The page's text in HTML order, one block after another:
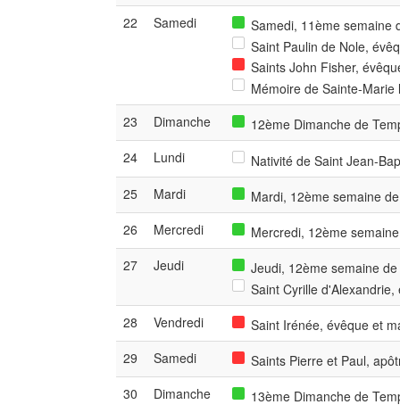
22
Samedi
Samedi, 11ème semaine
Saint Paulin de Nole,
Saints John Fisher,
Mémoire de Sainte-
23
Dimanche
12ème Dimanche de
24
Lundi
Nativité de Saint Jean-
25
Mardi
Mardi, 12ème semaine
26
Mercredi
Mercredi, 12ème
27
Jeudi
Jeudi, 12ème semaine
Saint Cyrille
28
Vendredi
Saint Irénée, évêque et
29
Samedi
Saints Pierre et Paul,
30
Dimanche 13ème Dimanche de